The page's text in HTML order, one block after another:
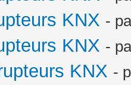
KNX -
KNX -
KNX -